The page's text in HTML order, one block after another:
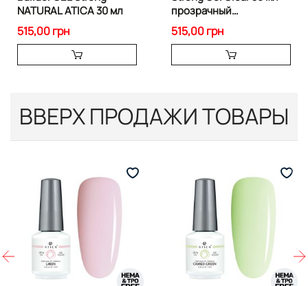
NATURAL ATICA 30 мл
515,00 грн
прозрачный
скульптурный гель
515,00 грн
ВВЕРХ ПРОДАЖИ ТОВАРЫ